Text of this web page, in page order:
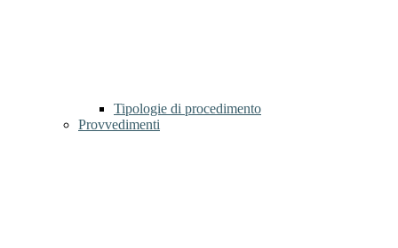
Tipologie di procedimento
Provvedimenti